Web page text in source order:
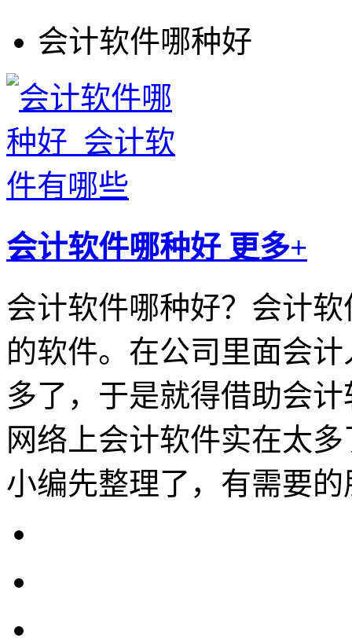
会计软件哪种好
会计软件哪种好 更多+
会计软件哪种好？会计
的软件。在公司里面会
多了，于是就得借助会
网络上会计软件实在太
小编先整理了，有需要